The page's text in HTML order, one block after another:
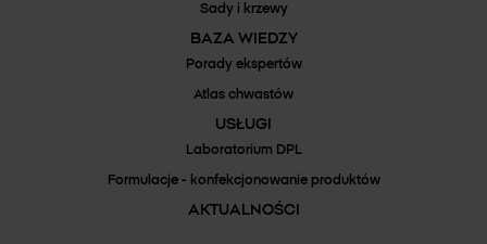
Sady i krzewy
BAZA WIEDZY
Porady ekspertów
Atlas chwastów
USŁUGI
Laboratorium DPL
Formulacje - konfekcjonowanie produktów
AKTUALNOŚCI